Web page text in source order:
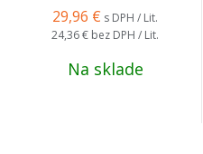
29,96 € s DPH / Lit.
24,36 € bez DPH / Lit.
Na sklade